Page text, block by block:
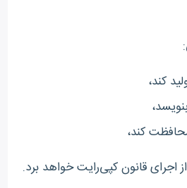
کند،
کند،
اجرای قانون کپی‌رایت خواهد برد.